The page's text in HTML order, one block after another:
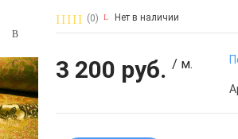
(0) Нет в наличии
3 200 руб. / м.